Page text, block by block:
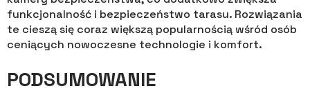
funkcjonalność i bezpieczeństwo tarasu. Rozwiązania
te cieszą się coraz większą popularnością wśród osób
ceniących nowoczesne technologie i komfort.
PODSUMOWANIE